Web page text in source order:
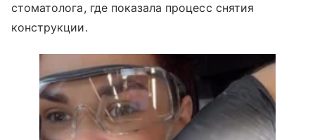
стоматолога, где показала процесс снятия
конструкции.